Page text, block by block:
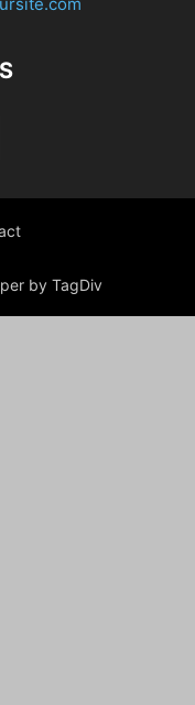
by TagDiv